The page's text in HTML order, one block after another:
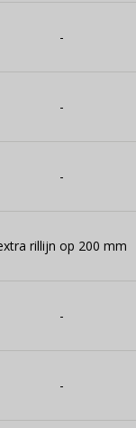
-
-
-
rillijn op 200 mm
-
-